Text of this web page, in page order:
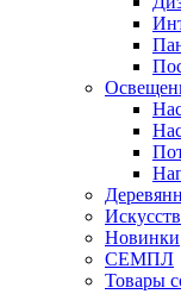
Новинки
СЕМПЛ
Товары